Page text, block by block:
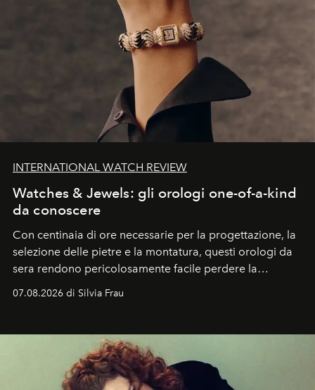
INTERNATIONAL WATCH REVIEW
Watches & Jewels: gli orologi one-of-a-kind
da conoscere
Con centinaia di ore necessarie per la progettazione, la
selezione delle pietre e la montatura, questi orologi da
sera rendono pericolosamente facile perdere la
07.08.2026 di Silvia Frau